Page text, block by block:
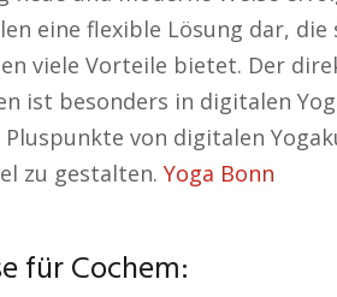
eine flexible Lösung dar,
viele Vorteile bietet. Der
ist besonders in digitalen
von digitalen
zu gestalten. Yoga Bonn
für Cochem: